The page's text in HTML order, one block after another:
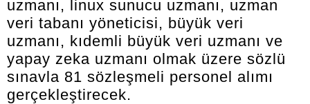
uzmanı, linux sunucu uzmanı, uzman
veri tabanı yöneticisi, büyük veri
uzmanı, kıdemli büyük veri uzmanı ve
yapay zeka uzmanı olmak üzere sözlü
sınavla 81 sözleşmeli personel alımı
gerçekleştirecek.